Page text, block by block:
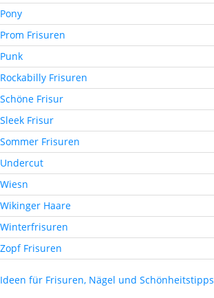
Pony
Prom Frisuren
Punk
Rockabilly Frisuren
Schöne Frisur
Sleek Frisur
Sommer Frisuren
Undercut
Wiesn
Wikinger Haare
Winterfrisuren
Zopf Frisuren
Ideen für Frisuren, Nägel und Schönheitstipps